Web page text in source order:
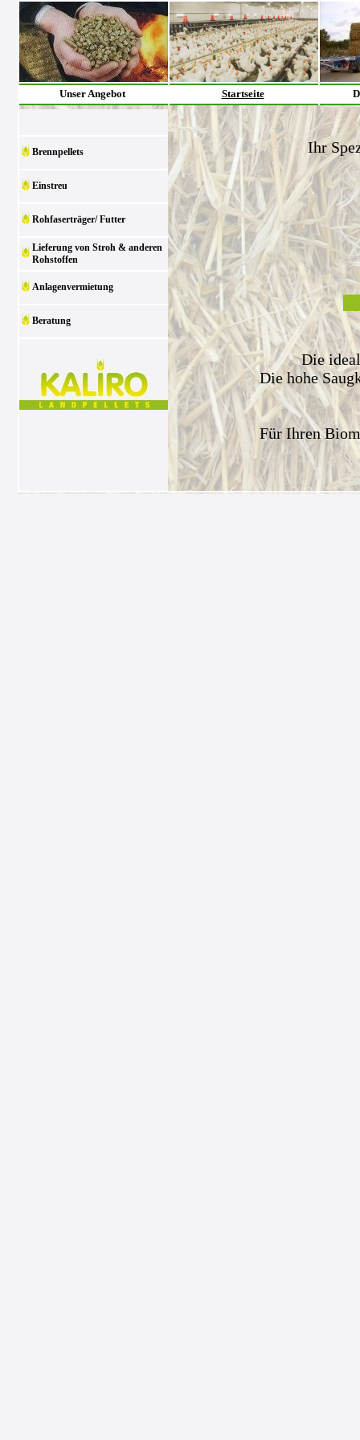
Unser Angebot Startseite
Brennpellets
Einstreu
Rohfaserträger/ Futter
Lieferung von Stroh & anderen
Rohstoffen
Anlagenvermietung
Beratung
Ihr
Die
Die hohe
Für Ihren